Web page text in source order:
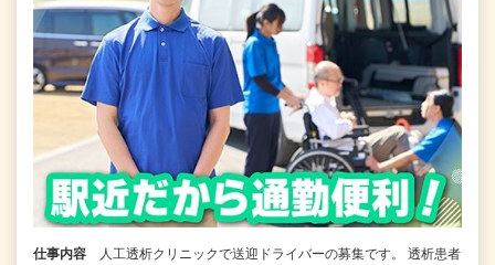
仕事内容
人工透析クリニックで送迎ドライバーの募集です。 透析患者